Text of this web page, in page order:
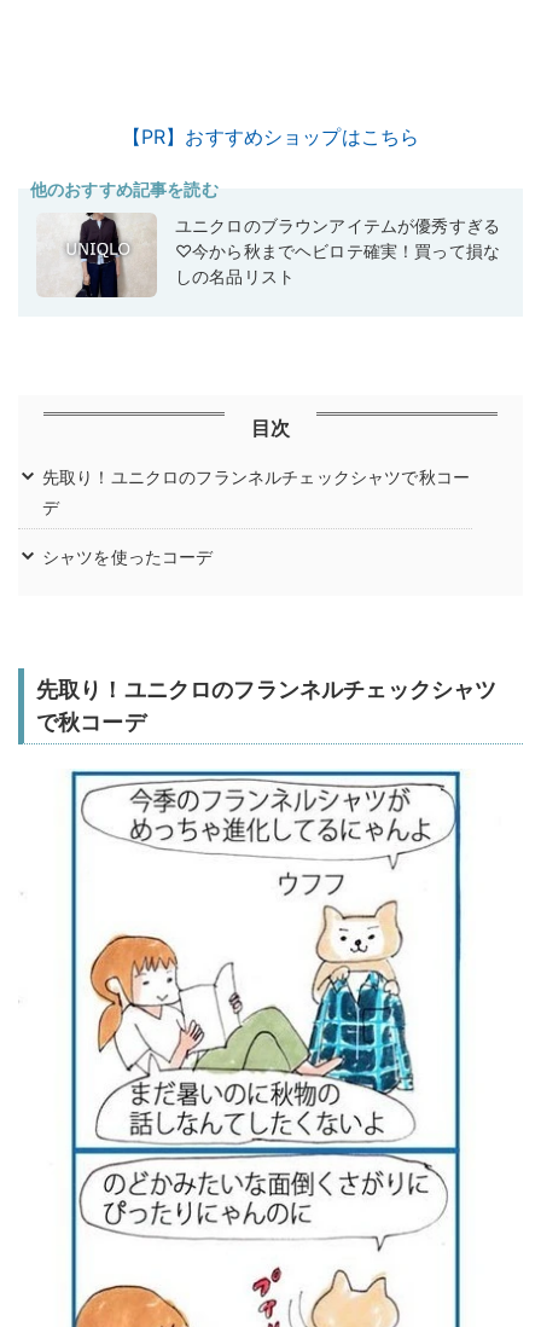
【PR】おすすめショップはこちら
他のおすすめ記事を読む
ユニクロのブラウンアイテムが優秀すぎる
♡今から秋までヘビロテ確実！買って損な
しの名品リスト
目次
先取り！ユニクロのフランネルチェックシャツで秋コー
デ
シャツを使ったコーデ
先取り！ユニクロのフランネルチェックシャツ
で秋コーデ